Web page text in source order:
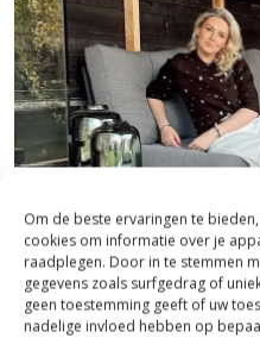
Om de beste ervaringen te
cookies om informatie over je
raadplegen. Door in te stemmen
gegevens zoals surfgedrag of
geen toestemming geeft of uw
nadelige invloed hebben op